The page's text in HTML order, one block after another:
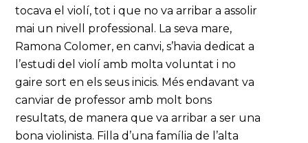
tocava el violí, tot i que no va arribar a assolir
mai un nivell professional. La seva mare,
Ramona Colomer, en canvi, s’havia dedicat a
l’estudi del violí amb molta voluntat i no
gaire sort en els seus inicis. Més endavant va
canviar de professor amb molt bons
resultats, de manera que va arribar a ser una
bona violinista. Filla d’una família de l’alta